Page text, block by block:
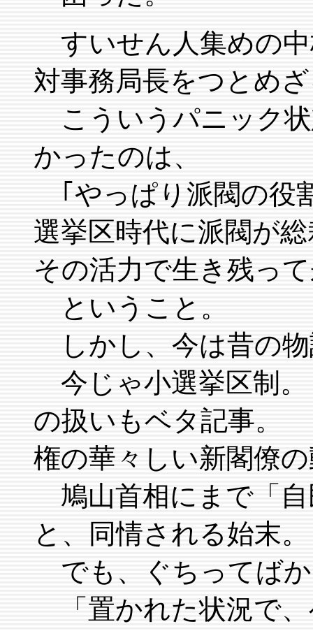
すいせん人集めの
対事務局長をつとめ
こういうパニック
かったのは、
｢やっぱり派閥の役
選挙区時代に派閥が
その活力で生き残っ
ということ。
しかし、今は昔の
今じゃ小選挙区制
の扱いもベタ記事。
権の華々しい新閣僚
鳩山首相にまで「
と、同情される始末。
でも、ぐちってば
「置かれた状況で